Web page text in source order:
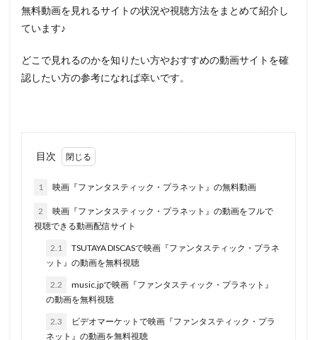
無料動画を見れるサイトの状況や視聴方法をまとめて紹介し
ています♪
どこで見れるのかを知りたい方やおすすめの動画サイトを確
認したい方の参考になれば幸いです。
目次
1 映画『ファンタスティック・プラネット』の無料動画
2
映画『ファンタスティック・プラネット』の動画をフルで
視聴できる動画配信サイト
2.1
TSUTAYA DISCASで映画『ファンタスティック・プラネ
ット』の動画を無料視聴
2.2
music.jpで映画『ファンタスティック・プラネット』
の動画を無料視聴
2.3
ビデオマーケットで映画『ファンタスティック・プラ
ネット』の動画を無料視聴